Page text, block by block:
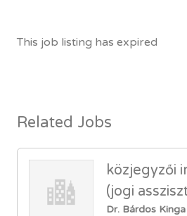
This job listing has expired
Related Jobs
közjegyzői
(jogi
Dr. Bárdos